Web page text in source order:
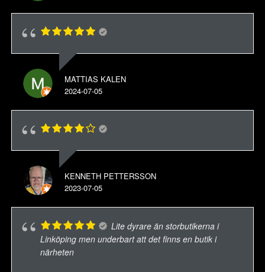
MATTIAS KALEN
2024-07-05
KENNETH PETTERSSON
2023-07-05
Lite dyrare än storbutikerna i
Linköping men underbart att det finns en butik i
närheten